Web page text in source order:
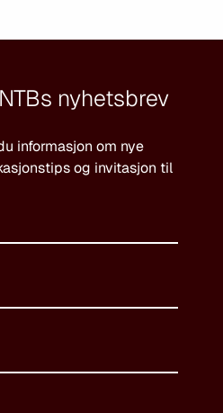
nyhetsbrev
informasjon om nye
og invitasjon til